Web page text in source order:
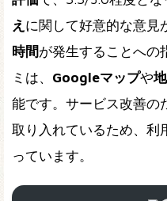
え に関して好意的な意見
時間が発生することへの
ミは、 Googleマップや
能です。サービス改善の
取り入れているため、利
っています。